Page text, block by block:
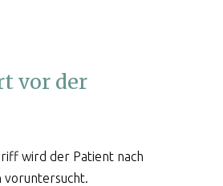
vor der
wird der Patient nach
voruntersucht.